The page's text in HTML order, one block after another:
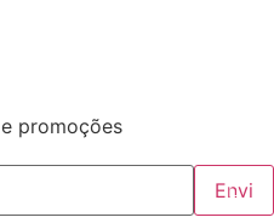
promoções